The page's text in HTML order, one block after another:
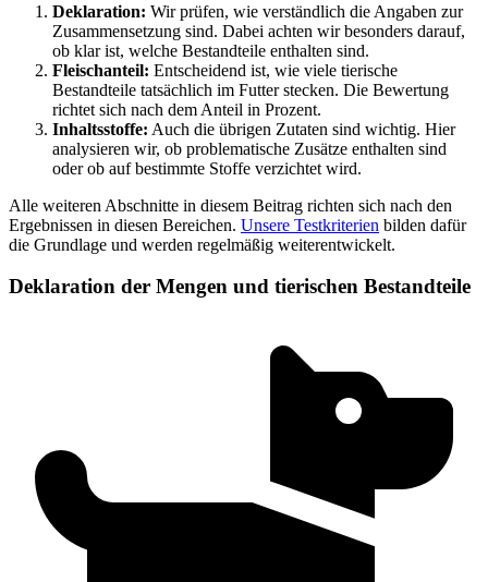
Deklaration: Wir prüfen, wie verständlich die Angaben zur
Zusammensetzung sind. Dabei achten wir besonders darauf,
ob klar ist, welche Bestandteile enthalten sind.
Fleischanteil: Entscheidend ist, wie viele tierische
Bestandteile tatsächlich im Futter stecken. Die Bewertung
richtet sich nach dem Anteil in Prozent.
Inhaltsstoffe: Auch die übrigen Zutaten sind wichtig. Hier
analysieren wir, ob problematische Zusätze enthalten sind
oder ob auf bestimmte Stoffe verzichtet wird.
Alle weiteren Abschnitte in diesem Beitrag richten sich nach den
Ergebnissen in diesen Bereichen. Unsere Testkriterien bilden dafür
die Grundlage und werden regelmäßig weiterentwickelt.
Deklaration der Mengen und tierischen Bestandteile